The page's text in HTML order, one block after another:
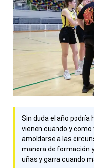
Sin duda el año podría
vienen cuando y
amoldarse a las
manera de formación
uñas y garra cuando